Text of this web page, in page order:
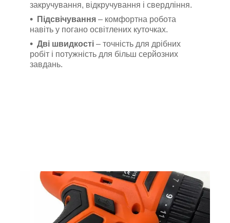
закручування, відкручування і свердління.
Підсвічування – комфортна робота
навіть у погано освітлених куточках.
Дві швидкості – точність для дрібних
робіт і потужність для більш серйозних
завдань.